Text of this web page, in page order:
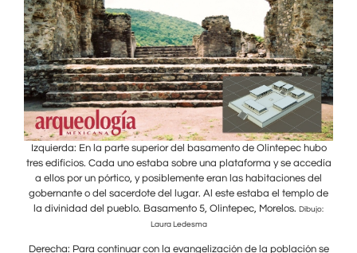
Izquierda: En la parte superior del basamento de Olintepec hubo
tres edificios. Cada uno estaba sobre una plataforma y se accedía
a ellos por un pórtico, y posiblemente eran las habitaciones del
gobernante o del sacerdote del lugar. Al este estaba el templo de
la divinidad del pueblo. Basamento 5, Olintepec, Morelos. Dibujo:
Laura Ledesma
Derecha: Para continuar con la evangelización de la población se